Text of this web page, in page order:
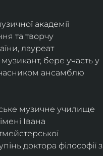
академії
та творчу
лауреат
бере участь у
ансамблю
музичне училище
Івана
доктора філософії з